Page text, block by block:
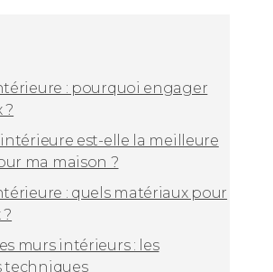
: pourquoi engager
?
est-elle la meilleure
ma maison ?
: quels matériaux pour
murs intérieurs : les
techniques